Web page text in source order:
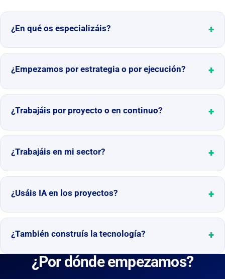
¿En qué os especializáis?
¿Empezamos por estrategia o por ejecución?
¿Trabajáis por proyecto o en continuo?
¿Trabajáis en mi sector?
¿Usáis IA en los proyectos?
¿También construís la tecnología?
¿Por dónde empezamos?